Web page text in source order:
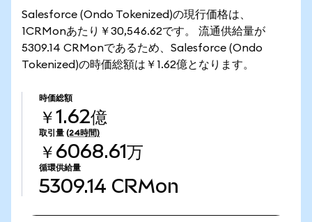
Salesforce (Ondo Tokenized)の現行価格は、
1CRMonあたり￥30,546.62です。 流通供給量が
5309.14 CRMonであるため、Salesforce (Ondo
Tokenized)の時価総額は￥1.62億となります。
時価総額
￥1.62億
取引量 (24時間)
￥6068.61万
循環供給量
5309.14 CRMon